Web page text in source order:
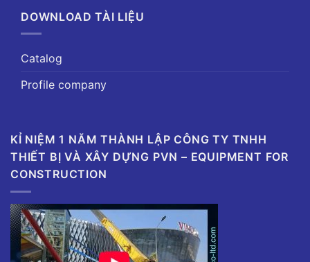
DOWNLOAD TÀI LIỆU
Catalog
Profile company
KỈ NIỆM 1 NĂM THÀNH LẬP CÔNG TY TNHH
THIẾT BỊ VÀ XÂY DỰNG PVN – EQUIPMENT FOR
CONSTRUCTION